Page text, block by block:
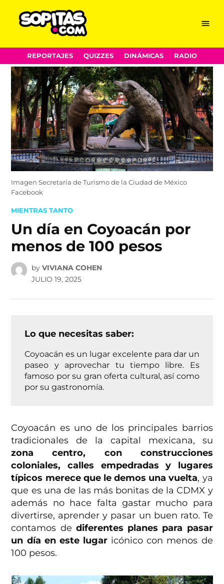
Skip
to
content
Menu
REPORTAJES QUIZZES DINÁMICAS RADIO
Imagen Secretaría de Turismo de la Ciudad de México
Facebook
POSTED
MIENTRAS TANTO
Un día en Coyoacán por
menos de 100 pesos
by VIVIANA COHEN
JULIO 19, 2025
Lo que necesitas saber:
Coyoacán es un lugar excelente para dar un
paseo y aprovechar tu tiempo libre. Es
famoso por su gran oferta cultural, así como
por su gastronomía.
Coyoacán es uno de los principales barrios
tradicionales de la capital mexicana, su
zona centro, con construcciones
coloniales, calles empedradas y lugares
típicos merece que le demos una vuelta, ya
que es una de las más bonitas de la CDMX y
además no hace falta gastar mucho para
divertirse, aprender y pasar un buen rato. Te
contamos de diferentes planes para pasar
un día en este lugar icónico con menos de
100 pesos.